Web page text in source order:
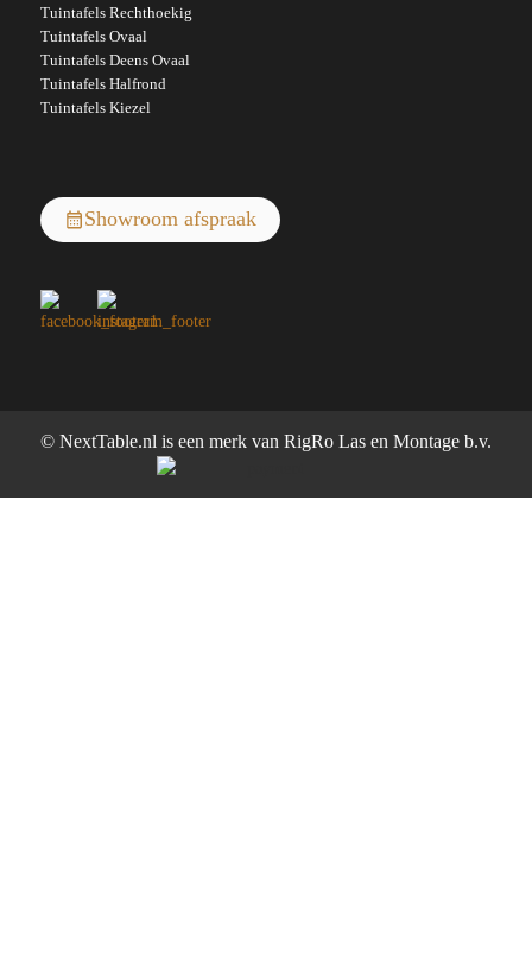
Tuintafels Rechthoekig
Tuintafels Ovaal
Tuintafels Deens Ovaal
Tuintafels Halfrond
Tuintafels Kiezel
Showroom afspraak
© NextTable.nl is een merk van RigRo Las en Montage b.v.